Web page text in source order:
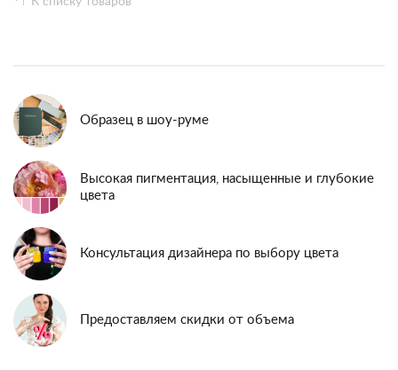
Образец в шоу-руме
Высокая пигментация, насыщенные и глубокие
цвета
Консультация дизайнера по выбору цвета
Предоставляем скидки от объема